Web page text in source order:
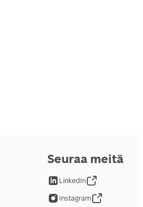
Seuraa meitä
LinkedIn
Instagram